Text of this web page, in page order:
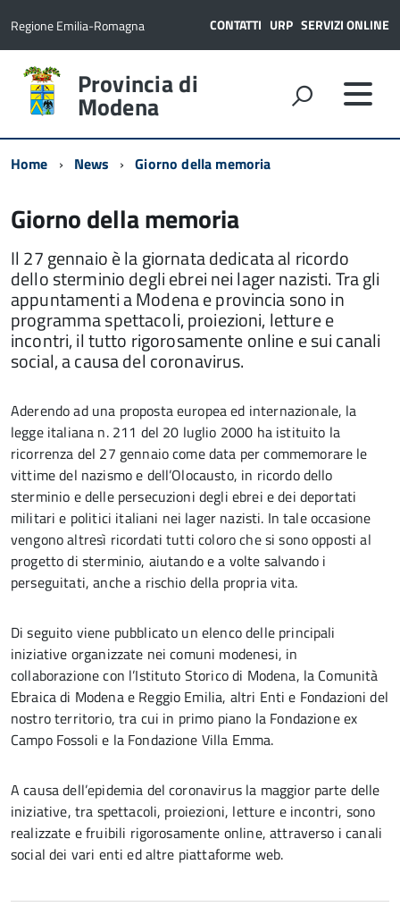
Regione Emilia-Romagna CONTATTI URP SERVIZI ONLINE
Provincia di
Modena
Home News Giorno della memoria
Giorno della memoria
Il 27 gennaio è la giornata dedicata al ricordo
dello sterminio degli ebrei nei lager nazisti. Tra gli
appuntamenti a Modena e provincia sono in
programma spettacoli, proiezioni, letture e
incontri, il tutto rigorosamente online e sui canali
social, a causa del coronavirus.
Aderendo ad una proposta europea ed internazionale, la
legge italiana n. 211 del 20 luglio 2000 ha istituito la
ricorrenza del 27 gennaio come data per commemorare le
vittime del nazismo e dell’Olocausto, in ricordo dello
sterminio e delle persecuzioni degli ebrei e dei deportati
militari e politici italiani nei lager nazisti. In tale occasione
vengono altresì ricordati tutti coloro che si sono opposti al
progetto di sterminio, aiutando e a volte salvando i
perseguitati, anche a rischio della propria vita.
Di seguito viene pubblicato un elenco delle principali
iniziative organizzate nei comuni modenesi, in
collaborazione con l’Istituto Storico di Modena, la Comunità
Ebraica di Modena e Reggio Emilia, altri Enti e Fondazioni del
nostro territorio, tra cui in primo piano la Fondazione ex
Campo Fossoli e la Fondazione Villa Emma.
A causa dell’epidemia del coronavirus la maggior parte delle
iniziative, tra spettacoli, proiezioni, letture e incontri, sono
realizzate e fruibili rigorosamente online, attraverso i canali
social dei vari enti ed altre piattaforme web.